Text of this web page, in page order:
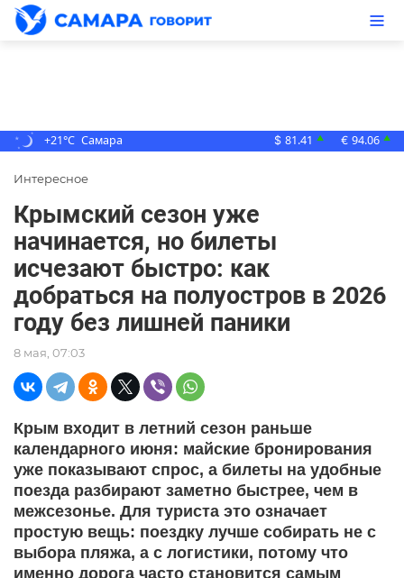
+21°C Самара $ 81.41 ▲ € 94.06 ▲
Интересное
Крымский сезон уже
начинается, но билеты
исчезают быстро: как
добраться на полуостров в 2026
году без лишней паники
8 мая, 07:03
Крым входит в летний сезон раньше
календарного июня: майские бронирования
уже показывают спрос, а билеты на удобные
поезда разбирают заметно быстрее, чем в
межсезонье. Для туриста это означает
простую вещь: поездку лучше собирать не с
выбора пляжа, а с логистики, потому что
именно дорога часто становится самым